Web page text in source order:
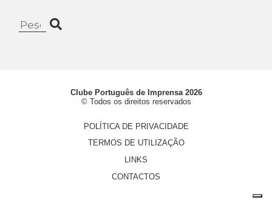
Clube Português de Imprensa 2026
© Todos os direitos reservados
POLÍTICA DE PRIVACIDADE
TERMOS DE UTILIZAÇÃO
LINKS
CONTACTOS